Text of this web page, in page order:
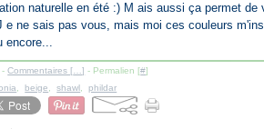
naturelle en été :) M ais aussi ça permet de
e ne sais pas vous, mais moi ces couleurs
encore...
-Commentaires [ …] - Permalien [#]
,beige ,shawl ,phildar